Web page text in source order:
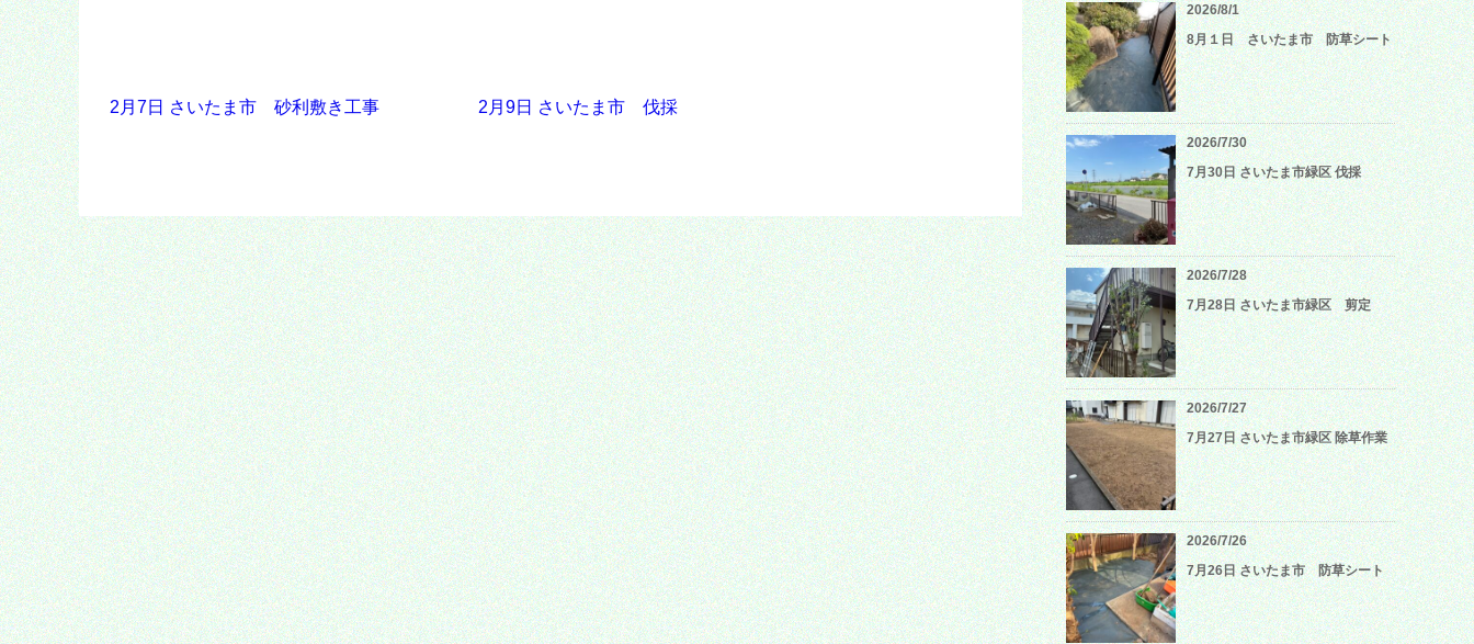
2月7日 さいたま市 砂利敷き工事 2月9日 さいたま市 伐採
2026/8/1
8月１日 さいたま市 防草シート
2026/7/30
7月30日 さいたま市緑区 伐採
2026/7/28
7月28日 さいたま市緑区 剪定
2026/7/27
7月27日 さいたま市緑区 除草作業
2026/7/26
7月26日 さいたま市 防草シート